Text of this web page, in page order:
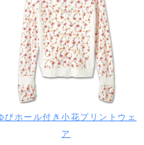
びホール付き小花プリントウェ
ア